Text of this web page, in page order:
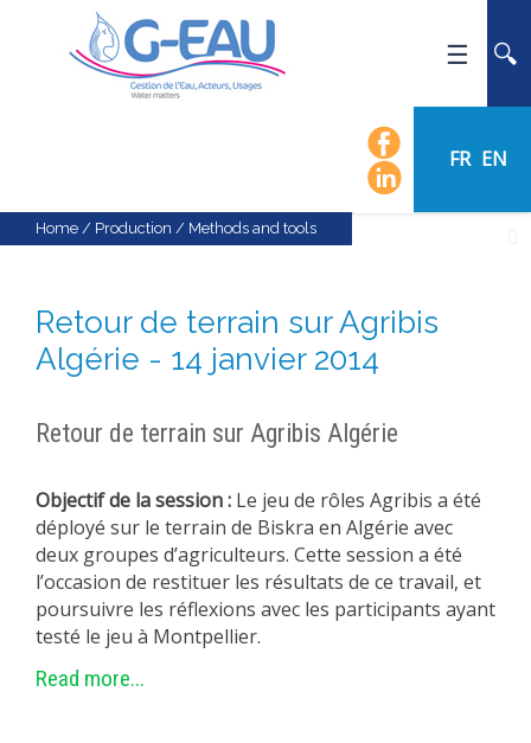
FR EN
NEWS
FLOW CHART
STAFF
RECRUITMENT
RESEARCH
EXPERIMENTAL PLATFORMS
GEOGRAPHIC LOCATIONS
CURRENT PROJECTS
COMPLETED PROJECTS
Home / Production / Methods and tools
Retour de terrain sur Agribis
Algérie - 14 janvier 2014
Retour de terrain sur Agribis Algérie
Objectif de la session : Le jeu de rôles Agribis a été
déployé sur le terrain de Biskra en Algérie avec
deux groupes d’agriculteurs. Cette session a été
l’occasion de restituer les résultats de ce travail, et
poursuivre les réflexions avec les participants ayant
testé le jeu à Montpellier.
Read more...